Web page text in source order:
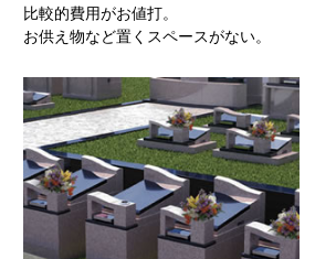
比較的費用がお値打。
お供え物など置くスペースがない。